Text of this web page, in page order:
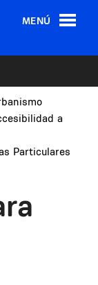
MENÚ
a
Particulares